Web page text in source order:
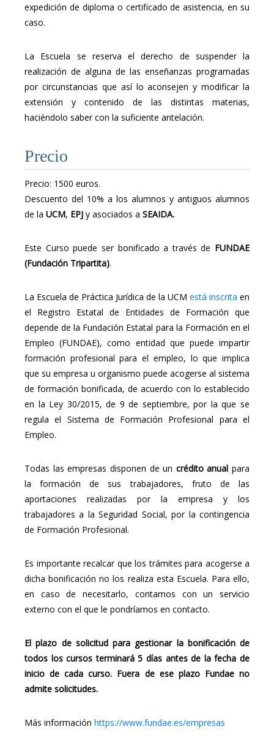
expedición de diploma o certificado de asistencia, en su
caso.
La Escuela se reserva el derecho de suspender la
realización de alguna de las enseñanzas programadas
por circunstancias que así lo aconsejen y modificar la
extensión y contenido de las distintas materias,
haciéndolo saber con la suficiente antelación.
Precio
Precio: 1500 euros.
Descuento del 10% a los alumnos y antiguos alumnos
de la UCM, EPJ y asociados a SEAIDA.
Este Curso puede ser bonificado a través de FUNDAE
(Fundación Tripartita).
La Escuela de Práctica Jurídica de la UCM está inscrita en
el Registro Estatal de Entidades de Formación que
depende de la Fundación Estatal para la Formación en el
Empleo (FUNDAE), como entidad que puede impartir
formación profesional para el empleo, lo que implica
que su empresa u organismo puede acogerse al sistema
de formación bonificada, de acuerdo con lo establecido
en la Ley 30/2015, de 9 de septiembre, por la que se
regula el Sistema de Formación Profesional para el
Empleo.
Todas las empresas disponen de un crédito anual para
la formación de sus trabajadores, fruto de las
aportaciones realizadas por la empresa y los
trabajadores a la Seguridad Social, por la contingencia
de Formación Profesional.
Es importante recalcar que los trámites para acogerse a
dicha bonificación no los realiza esta Escuela. Para ello,
en caso de necesitarlo, contamos con un servicio
externo con el que le pondríamos en contacto.
El plazo de solicitud para gestionar la bonificación de
todos los cursos terminará 5 días antes de la fecha de
inicio de cada curso. Fuera de ese plazo Fundae no
admite solicitudes.
Más información https://www.fundae.es/empresas